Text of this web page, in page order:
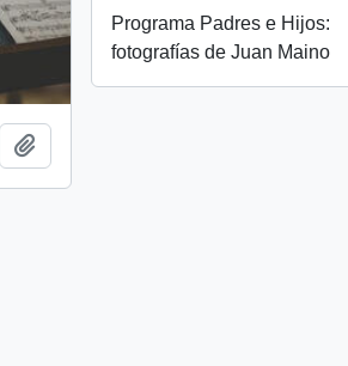
Programa Padres e Hijos:
fotografías de Juan Maino